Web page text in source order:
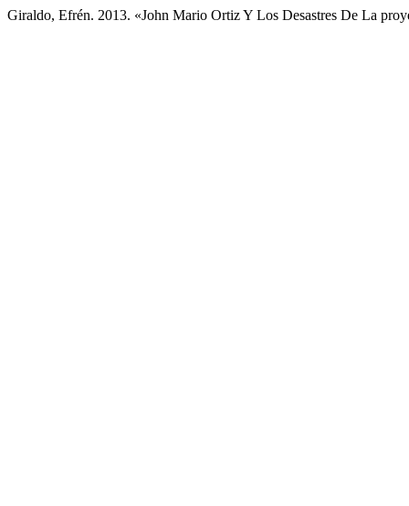
Giraldo, Efrén. 2013. «John Mario Ortiz Y Los Desastres De La